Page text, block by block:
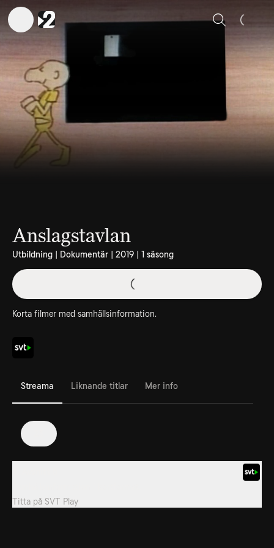
Sök
Anslagstavlan
Utbildning | Dokumentär | 2019 | 1 säsong
Korta filmer med samhällsinformation.
Streama Liknande titlar Mer info
Titta på SVT Play